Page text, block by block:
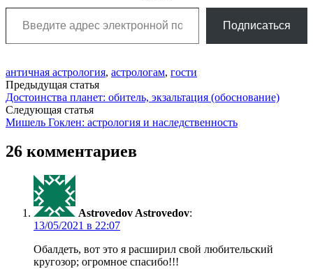
Введите адрес электронной почты…
Подписаться
античная астрология, астрологам, гости
Post
navigation
Предыдущая статья
Достоинства планет: обитель, экзальтация (обоснование)
Следующая статья
Мишель Гоклен: астрология и наследственность
26 комментариев
Astrovedov Astrovedov:
в
Обалдеть, вот это я расширил свой любительский
кругозор; огромное спасибо!!!